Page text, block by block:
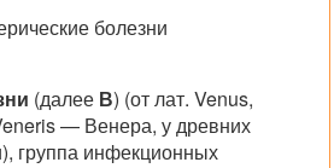
болезни
(далее В) (от лат. Venus,
— Венера, у древних
группа инфекционных